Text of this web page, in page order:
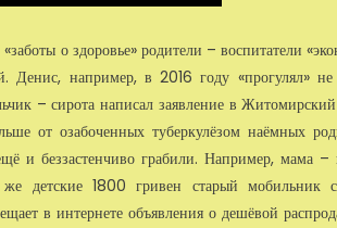
«заботы о здоровье» родители – воспитатели
Денис, например, в 2016 году «прогулял»
– сирота написал заявление в
от озабоченных туберкулёзом наёмных
и беззастенчиво грабили. Например, мама
детские 1800 гривен старый мобильник
в интернете объявления о дешёвой